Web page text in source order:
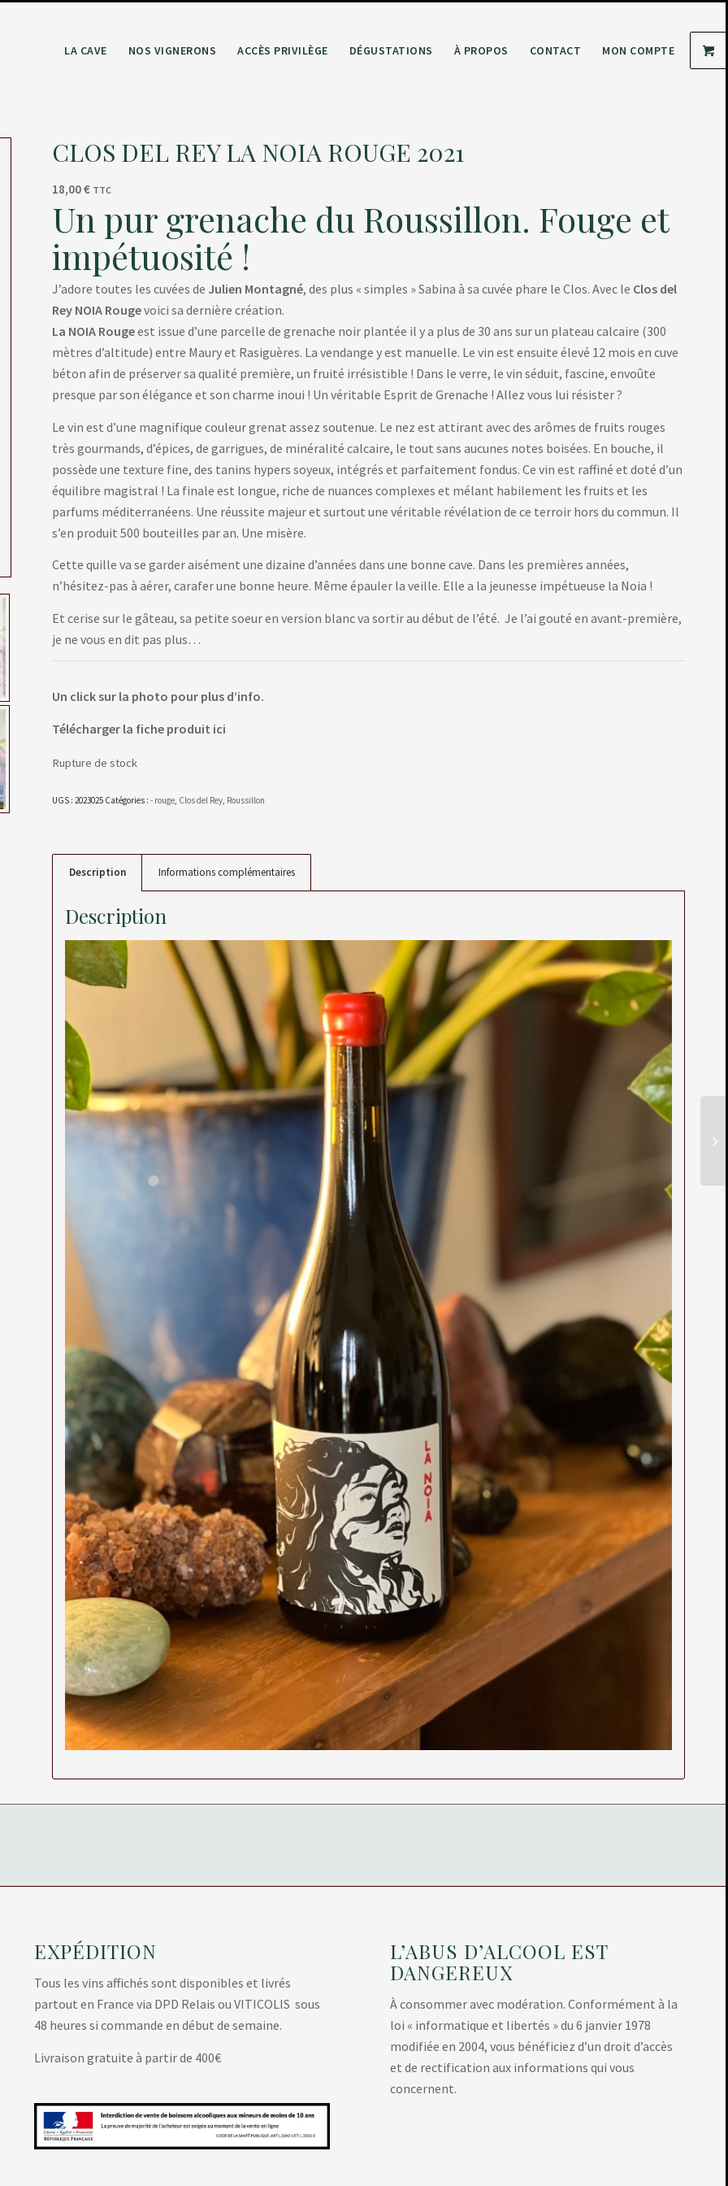
LA CAVE NOS VIGNERONS ACCÈS PRIVILÈGE DÉGUSTATIONS À PROPOS CONTACT MON COMPTE
CLOS DEL REY LA NOIA ROUGE 2021
18,00€ TTC
Un pur grenache du Roussillon. Fouge et
impétuosité !
J’adore toutes les cuvées de Julien Montagné, des plus « simples » Sabina à sa cuvée phare le Clos. Avec le Clos del
Rey NOIA Rougevoici sa dernière création.
La NOIA Rougeest issue d’une parcelle de grenache noir plantée il y a plus de 30 ans sur un plateau calcaire (300
mètres d’altitude) entre Maury et Rasiguères. La vendange y est manuelle. Le vin est ensuite élevé 12 mois en cuve
béton afin de préserver sa qualité première, un fruité irrésistible ! Dans le verre, le vin séduit, fascine, envoûte
presque par son élégance et son charme inoui ! Un véritable Esprit de Grenache ! Allez vous lui résister ?
Le vin est d’une magnifique couleur grenat assez soutenue. Le nez est attirant avec des arômes de fruits rouges
très gourmands, d’épices, de garrigues, de minéralité calcaire, le tout sans aucunes notes boisées. En bouche, il
possède une texture fine, des tanins hypers soyeux, intégrés et parfaitement fondus. Ce vin est raffiné et doté d’un
équilibre magistral ! La finale est longue, riche de nuances complexes et mélant habilement les fruits et les
parfums méditerranéens. Une réussite majeur et surtout une véritable révélation de ce terroir hors du commun. Il
s’en produit 500 bouteilles par an. Une misère.
Cette quille va se garder aisément une dizaine d’années dans une bonne cave. Dans les premières années,
n’hésitez-pas à aérer, carafer une bonne heure. Même épauler la veille. Elle a la jeunesse impétueuse la Noia !
Et cerise sur le gâteau, sa petite soeur en version blanc va sortir au début de l’été. Je l’ai gouté en avant-première,
je ne vous en dit pas plus…
Un click sur la photo pour plus d’info.
Télécharger la fiche produit ici
Rupture de stock
UGS : 2023025 Catégories : - rouge, Clos del Rey, Roussillon
Description Informations complémentaires
Description
EXPÉDITION
Tous les vins affichés sont disponibles et livrés
partout en France via DPD Relais ou VITICOLIS sous
48 heures si commande en début de semaine.
Livraison gratuite à partir de 400€
L’ABUS D’ALCOOL EST
DANGEREUX
À consommer avec modération. Conformément à la
loi « informatique et libertés » du 6 janvier 1978
modifiée en 2004, vous bénéficiez d’un droit d’accès
et de rectification aux informations qui vous
concernent.